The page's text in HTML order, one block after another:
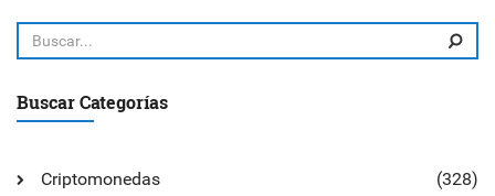
Buscar Categorías
Criptomonedas (328)